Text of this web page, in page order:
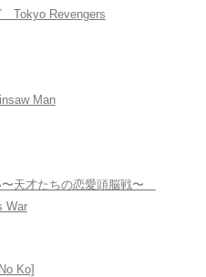
Tokyo Revengers
Man
天才たちの恋愛頭脳戦〜
War
Ko]